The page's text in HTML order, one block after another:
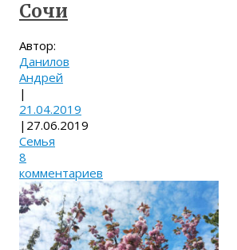
Сочи
Автор:
Данилов
Андрей
|
21.04.2019
| 27.06.2019
Семья
8
комментариев